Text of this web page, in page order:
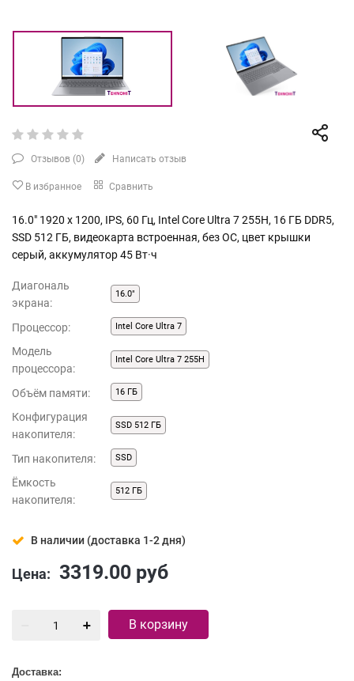
Отзывов (0) Написать отзыв
В избранное Сравнить
16.0" 1920 x 1200, IPS, 60 Гц, Intel Core Ultra 7 255H, 16 ГБ DDR5,
SSD 512 ГБ, видеокарта встроенная, без ОС, цвет крышки
серый, аккумулятор 45 Вт·ч
Диагональ
экрана:
16.0"
Процессор: Intel Core Ultra 7
Модель
процессора:
Intel Core Ultra 7 255H
Объём памяти: 16 ГБ
Конфигурация
накопителя:
SSD 512 ГБ
Тип накопителя: SSD
Ёмкость
накопителя:
512 ГБ
В наличии (доставка 1-2 дня)
Цена: 3319.00 руб
В корзину
Доставка: